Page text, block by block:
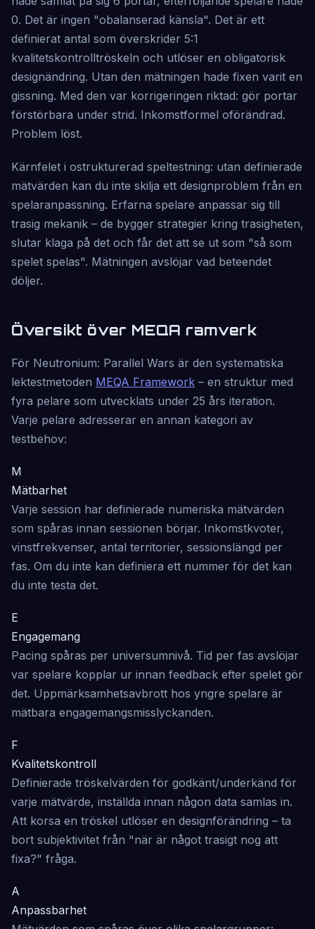
0. Det är ingen "obalanserad känsla". Det är ett
definierat antal som överskrider 5:1
kvalitetskontrolltröskeln och utlöser en obligatorisk
designändring. Utan den mätningen hade fixen varit en
gissning. Med den var korrigeringen riktad: gör portar
förstörbara under strid. Inkomstformel oförändrad.
Problem löst.
Kärnfelet i ostrukturerad speltestning: utan definierade
mätvärden kan du inte skilja ett designproblem från en
spelaranpassning. Erfarna spelare anpassar sig till
trasig mekanik – de bygger strategier kring trasigheten,
slutar klaga på det och får det att se ut som "så som
spelet spelas". Mätningen avslöjar vad beteendet
döljer.
Översikt över MEQA ramverk
För Neutronium: Parallel Wars är den systematiska
lektestmetoden MEQA Framework – en struktur med
fyra pelare som utvecklats under 25 års iteration.
Varje pelare adresserar en annan kategori av
testbehov:
M
Mätbarhet
Varje session har definierade numeriska mätvärden
som spåras innan sessionen börjar. Inkomstkvoter,
vinstfrekvenser, antal territorier, sessionslängd per
fas. Om du inte kan definiera ett nummer för det kan
du inte testa det.
E
Engagemang
Pacing spåras per universumnivå. Tid per fas avslöjar
var spelare kopplar ur innan feedback efter spelet gör
det. Uppmärksamhetsavbrott hos yngre spelare är
mätbara engagemangsmisslyckanden.
F
Kvalitetskontroll
Definierade tröskelvärden för godkänt/underkänd för
varje mätvärde, inställda innan någon data samlas in.
Att korsa en tröskel utlöser en designförändring – ta
bort subjektivitet från "när är något trasigt nog att
fixa?" fråga.
A
Anpassbarhet